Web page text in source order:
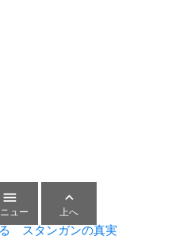
スタンガンの真実

ュー

上へ